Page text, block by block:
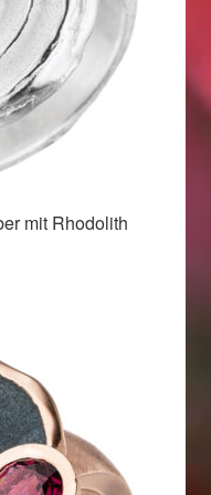
mit Rhodolith